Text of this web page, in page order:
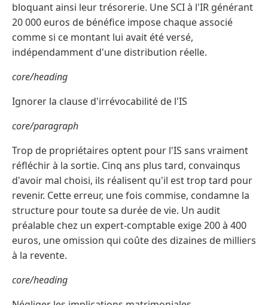
bloquant ainsi leur trésorerie. Une SCI à l'IR générant
20 000 euros de bénéfice impose chaque associé
comme si ce montant lui avait été versé,
indépendamment d'une distribution réelle.
core/heading
Ignorer la clause d'irrévocabilité de l'IS
core/paragraph
Trop de propriétaires optent pour l'IS sans vraiment
réfléchir à la sortie. Cinq ans plus tard, convainqus
d'avoir mal choisi, ils réalisent qu'il est trop tard pour
revenir. Cette erreur, une fois commise, condamne la
structure pour toute sa durée de vie. Un audit
préalable chez un expert-comptable exige 200 à 400
euros, une omission qui coûte des dizaines de milliers
à la revente.
core/heading